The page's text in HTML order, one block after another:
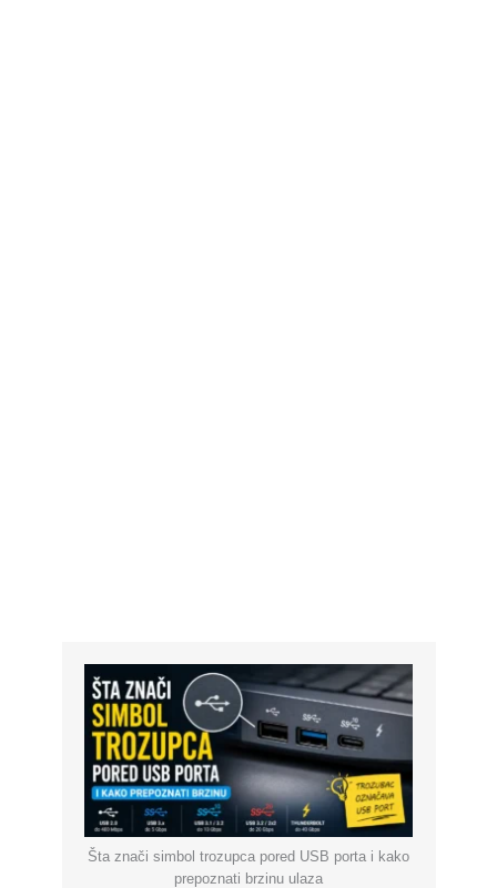
Šta znači simbol trozupca pored USB porta i kako
prepoznati brzinu ulaza